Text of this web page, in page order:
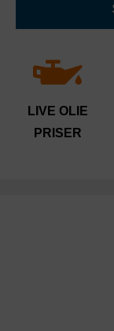
LIVE OLIE
PRISER